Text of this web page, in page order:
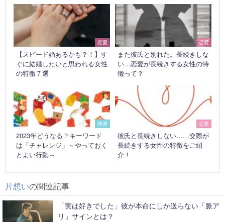
恋愛
【スピード婚あるかも？！】す
ぐに結婚したいと思われる女性
の特徴７選
恋愛
また彼氏と別れた。長続きしな
い…恋愛が長続きする女性の特
徴って？
開運
2023年どうなる？キーワード
は「チャレンジ」～やっておく
とよい行動～
恋愛
彼氏と長続きしない……交際が
長続きする女性の特徴をご紹
介！
片想いの関連記事
「実は好きでした」彼が本命にしか送らない「脈ア
リ」サインとは？